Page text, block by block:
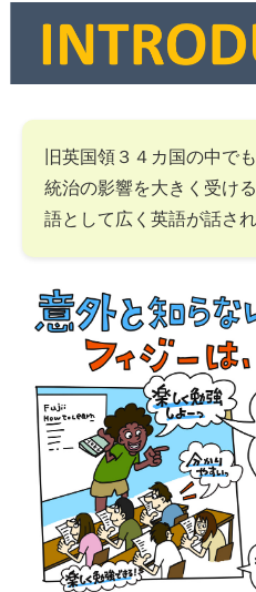
旧英国領３４カ国の中で
統治の影響を大きく受け
語として広く英語が話され